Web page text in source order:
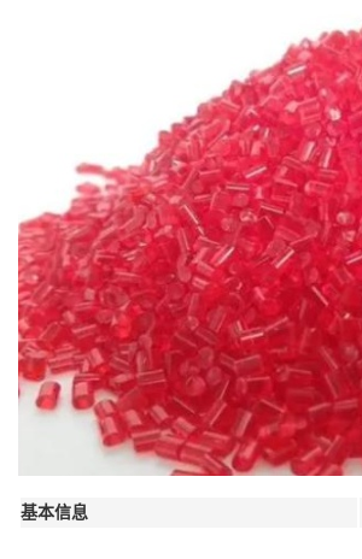
基本信息